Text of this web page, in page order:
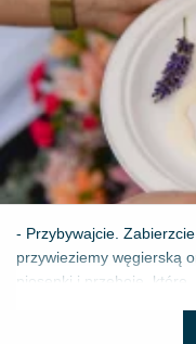
- Przybywajcie.
przywieziemy węgierską
piosenki i przeboje, które ...